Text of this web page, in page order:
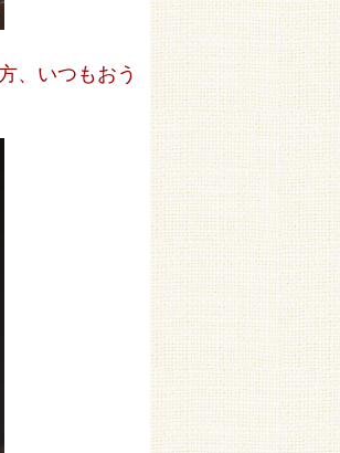
、いつもおう